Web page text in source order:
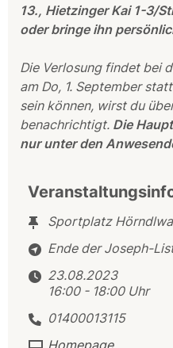
13., Hietzinger Kai 1-3/
oder bringe ihn
Die Verlosung findet bei
am Do, 1. September
sein können, wirst du
benachrichtigt. Die
nur unter den
Sportplatz
Ende der Joseph-
23.08.2023
16:00 - 18:00 Uhr
01400013115
Homepage